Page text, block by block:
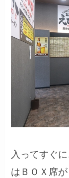
入ってすぐ
はＢＯＸ席が